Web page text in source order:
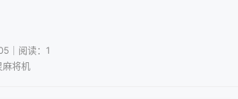
｜阅读：1
麻将机